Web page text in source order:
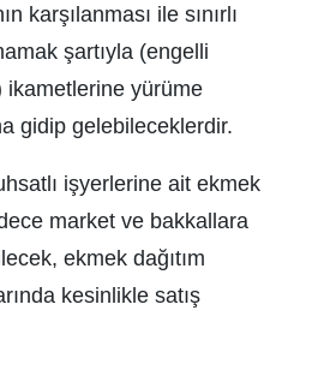
karşılanması ile sınırlı
şartıyla (engelli
ikametlerine yürüme
gidip gelebileceklerdir.
işyerlerine ait ekmek
market ve bakkallara
ekmek dağıtım
kesinlikle satış